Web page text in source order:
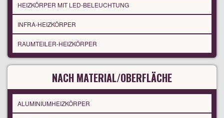
HEIZKÖRPER MIT LED-BELEUCHTUNG
INFRA-HEIZKÖRPER
RAUMTEILER-HEIZKÖRPER
NACH MATERIAL/OBERFLÄCHE
ALUMINIUMHEIZKÖRPER